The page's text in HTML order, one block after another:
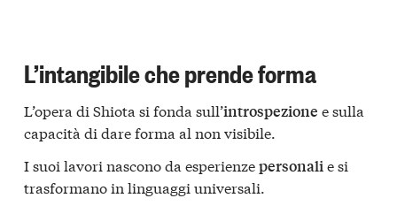
L’intangibile che prende forma
L’opera di Shiota si fonda sull’introspezione e sulla
capacità di dare forma al non visibile.
I suoi lavori nascono da esperienzepersonalie si
trasformano in linguaggi universali.